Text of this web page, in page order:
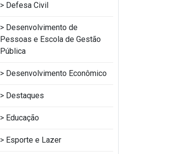
Defesa Civil
Desenvolvimento de
Pessoas e Escola de Gestão
Pública
Desenvolvimento Econômico
Destaques
Educação
Esporte e Lazer